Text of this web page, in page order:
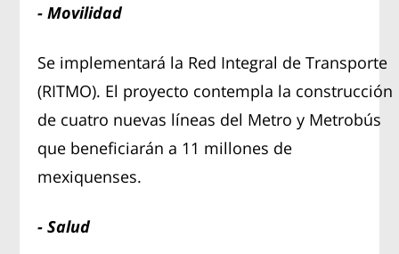
- Movilidad
Se implementará la Red Integral de Transporte
(RITMO). El proyecto contempla la construcción
de cuatro nuevas líneas del Metro y Metrobús
que beneficiarán a 11 millones de
mexiquenses.
- Salud